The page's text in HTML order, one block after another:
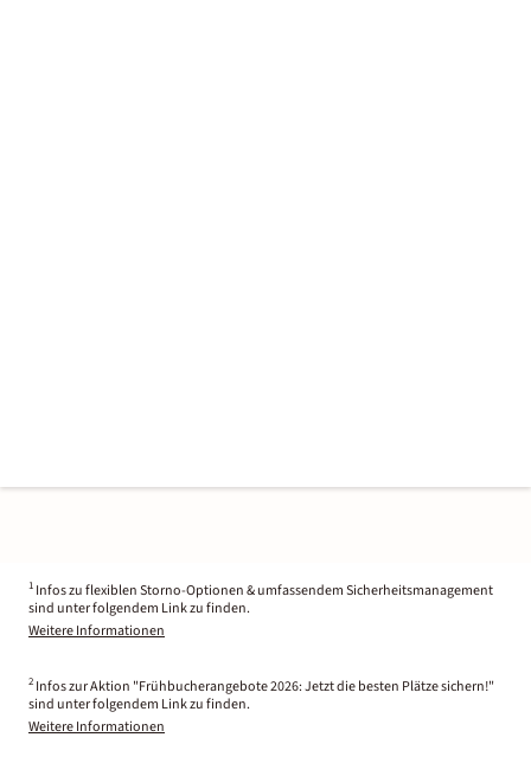
1 Infos zu flexiblen Storno-Optionen & umfassendem Sicherheitsmanagement
sind unter folgendem Link zu finden.
Weitere Informationen
2 Infos zur Aktion "Frühbucherangebote 2026: Jetzt die besten Plätze sichern!"
sind unter folgendem Link zu finden.
Weitere Informationen